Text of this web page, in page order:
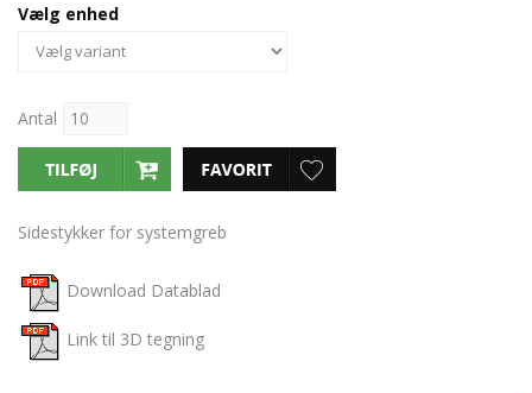
Vælg enhed
Antal
Sidestykker for systemgreb
Download Datablad
Link til 3D tegning